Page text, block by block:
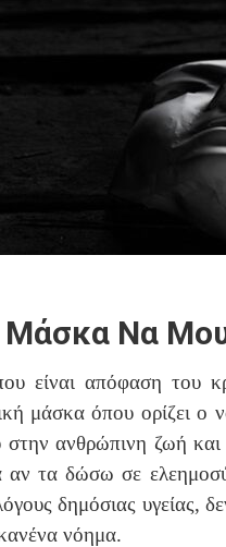
Να Μου
είναι απόφαση του
μάσκα όπου ορίζει ο
ανθρώπινη ζωή
αν τα δώσω σε
δημόσιας υγείας,
νόημα.